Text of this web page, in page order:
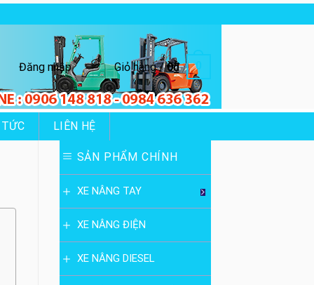
Đăng nhập Giỏ hàng /0₫ 0
LIÊN HỆ
SẢN PHẨM CHÍNH
XE NÂNG TAY
XE NÂNG ĐIỆN
XE NÂNG DIESEL